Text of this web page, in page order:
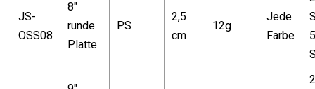
JS-
OSS08
8"
runde
Platte
PS
2,5
cm
12g
Jede
Farbe